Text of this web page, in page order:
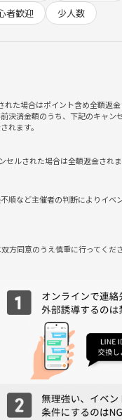
のレンタルスペース
いします。
ご配慮お願いします。
る丁寧な言葉使いをお願
者歓迎 少人数
た場合はポイント含め全額返金
決済金額のうち、下記のキャ
れます。
セルされた場合は全額返金されま
順など主催者の判断によりイ
方同意のうえ慎重に行ってく